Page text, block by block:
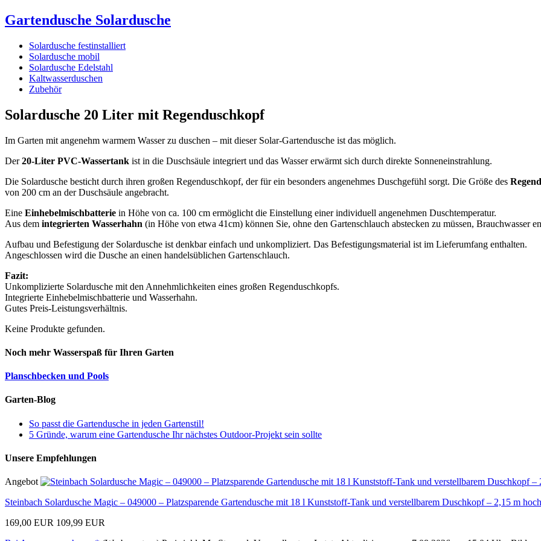
Gartendusche Solardusche
Solardusche festinstalliert
Solardusche mobil
Solardusche Edelstahl
Kaltwasserduschen
Zubehör
Solardusche 20 Liter mit Regenduschkopf
Im Garten mit angenehm warmem Wasser zu duschen – mit dieser Solar-Gartendusche ist das möglich.
Der20-Liter PVC-Wassertank ist in die Duschsäule integriert und das Wasser erwärmt sich durch direkte Sonneneinstrahlung.
Die Solardusche besticht durch ihren großen Regenduschkopf, der für ein besonders angenehmes Duschgefühl sorgt. Die Größe des
von 200 cm an der Duschsäule angebracht.
Eine Einhebelmischbatterie in Höhe von ca. 100 cm ermöglicht die Einstellung einer individuell angenehmen Duschtemperatur.
Aus dem integrierten Wasserhahn (in Höhe von etwa 41cm) können Sie, ohne den Gartenschlauch abstecken zu müssen, Brauchwasser
Aufbau und Befestigung der Solardusche ist denkbar einfach und unkompliziert. Das Befestigungsmaterial ist im Lieferumfang enthalten.
Angeschlossen wird die Dusche an einen handelsüblichen Gartenschlauch.
Fazit:
Unkomplizierte Solardusche mit den Annehmlichkeiten eines großen Regenduschkopfs.
Integrierte Einhebelmischbatterie und Wasserhahn.
Gutes Preis-Leistungsverhältnis.
Keine Produkte gefunden.
Noch mehr Wasserspaß für Ihren Garten
Planschbecken und Pools
Garten-Blog
So passt die Gartendusche in jeden Gartenstil!
5 Gründe, warum eine Gartendusche Ihr nächstes Outdoor-Projekt sein sollte
Unsere Empfehlungen
Angebot
Steinbach Solardusche Magic – 049000 – Platzsparende Gartendusche mit 18 l Kunststoff-Tank und verstellbarem Duschkopf – 2,15 m hoch
169,00 EUR 109,99 EUR